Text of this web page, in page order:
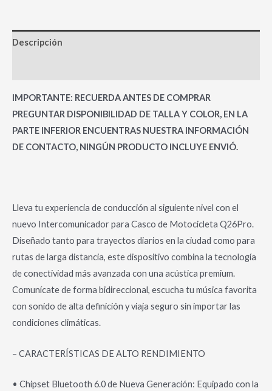
Descripción
IMPORTANTE: RECUERDA ANTES DE COMPRAR
PREGUNTAR DISPONIBILIDAD DE TALLA Y COLOR, EN LA
PARTE INFERIOR ENCUENTRAS NUESTRA INFORMACIÓN
DE CONTACTO, NINGÚN PRODUCTO INCLUYE ENVIÓ.
Lleva tu experiencia de conducción al siguiente nivel con el
nuevo Intercomunicador para Casco de Motocicleta Q26Pro.
Diseñado tanto para trayectos diarios en la ciudad como para
rutas de larga distancia, este dispositivo combina la tecnología
de conectividad más avanzada con una acústica premium.
Comunícate de forma bidireccional, escucha tu música favorita
con sonido de alta definición y viaja seguro sin importar las
condiciones climáticas.
– CARACTERÍSTICAS DE ALTO RENDIMIENTO
• Chipset Bluetooth 6.0 de Nueva Generación: Equipado con la